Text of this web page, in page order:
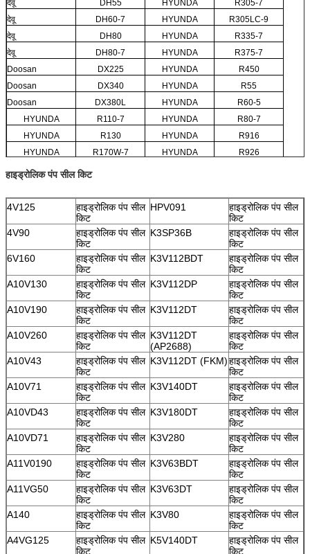
देवू DH55 HYUNDA
R305-7
देवू
DH60-7 HYUNDA
R305LC-9
देवू
DH80 HYUNDA
R335-7
देवू
DH80-7 HYUNDA
R375-7
Doosan
DX225 HYUNDA
R450
Doosan
DX340 HYUNDA
R55
Doosan
DX380L HYUNDA
R60-5
HYUNDA
R110-7 HYUNDA
R80-7
HYUNDA
R130 HYUNDA
R916
HYUNDA
R170W-7 HYUNDA R926
हाइड्रोलिक पंप सील किट
4V125
हाइड्रोलिक पंप सील
किट
HPV091
हाइड्रोलिक पंप सील
किट
4V90
हाइड्रोलिक पंप सील
किट
K3SP36B
हाइड्रोलिक पंप सील
किट
6V160
हाइड्रोलिक पंप सील
किट
K3V112BDT
हाइड्रोलिक पंप सील
किट
A10V130
हाइड्रोलिक पंप सील
किट
K3V112DP
हाइड्रोलिक पंप सील
किट
A10V190
हाइड्रोलिक पंप सील
किट
K3V112DT
हाइड्रोलिक पंप सील
किट
A10V260
हाइड्रोलिक पंप सील
किट
K3V112DT
(AP2688)
हाइड्रोलिक पंप सील
किट
A10V43
हाइड्रोलिक पंप सील
किट
K3V112DT (FKM)हाइड्रोलिक पंप सील
किट
A10V71
हाइड्रोलिक पंप सील
किट
K3V140DT
हाइड्रोलिक पंप सील
किट
A10VD43
हाइड्रोलिक पंप सील
किट
K3V180DT
हाइड्रोलिक पंप सील
किट
A10VD71
हाइड्रोलिक पंप सील
किट
K3V280
हाइड्रोलिक पंप सील
किट
A11V0190
हाइड्रोलिक पंप सील
किट
K3V63BDT
हाइड्रोलिक पंप सील
किट
A11VG50
हाइड्रोलिक पंप सील
किट
K3V63DT
हाइड्रोलिक पंप सील
किट
A140
हाइड्रोलिक पंप सील
किट
K3V80
हाइड्रोलिक पंप सील
किट
A4VG125
हाइड्रोलिक पंप सील
किट
K5V140DT
हाइड्रोलिक पंप सील
किट